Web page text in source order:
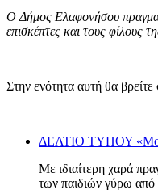
Ο Δήμος Ελαφονήσου
επισκέπτες και τους φίλους
Στην ενότητα αυτή θα
ΔΕΛΤΙΟ ΤΥΠΟΥ
Με ιδιαίτερη χαρά
των παιδιών γύρω